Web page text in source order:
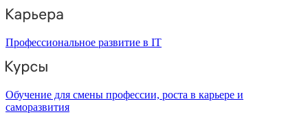
Профессиональное развитие в IT
Обучение для смены профессии, роста в карьере и
саморазвития